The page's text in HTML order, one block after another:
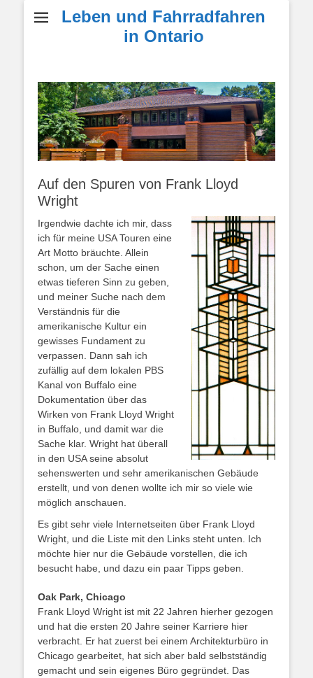
Leben und Fahrradfahren
in Ontario
Auf den Spuren von Frank Lloyd
Wright
Irgendwie dachte ich mir, dass
ich für meine USA Touren eine
Art Motto bräuchte. Allein
schon, um der Sache einen
etwas tieferen Sinn zu geben,
und meiner Suche nach dem
Verständnis für die
amerikanische Kultur ein
gewisses Fundament zu
verpassen. Dann sah ich
zufällig auf dem lokalen PBS
Kanal von Buffalo eine
Dokumentation über das
Wirken von Frank Lloyd Wright
in Buffalo, und damit war die
Sache klar. Wright hat überall
in den USA seine absolut
sehenswerten und sehr amerikanischen Gebäude
erstellt, und von denen wollte ich mir so viele wie
möglich anschauen.
Es gibt sehr viele Internetseiten über Frank Lloyd
Wright, und die Liste mit den Links steht unten. Ich
möchte hier nur die Gebäude vorstellen, die ich
besucht habe, und dazu ein paar Tipps geben.
Oak Park, Chicago
Frank Lloyd Wright ist mit 22 Jahren hierher gezogen
und hat die ersten 20 Jahre seiner Karriere hier
verbracht. Er hat zuerst bei einem Architekturbüro in
Chicago gearbeitet, hat sich aber bald selbstständig
gemacht und sein eigenes Büro gegründet. Das